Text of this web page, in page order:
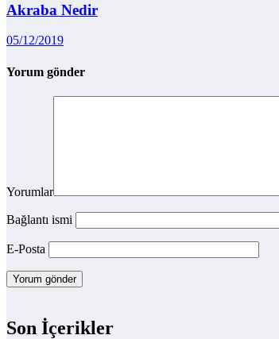
Akraba Nedir
05/12/2019
Yorum gönder
Yorumlar
Bağlantı ismi
E-Posta
Son İçerikler